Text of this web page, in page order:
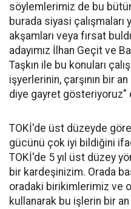
söylemlerimiz de bu
burada siyasi
akşamları veya fırsat
adayımız İlhan Geçit ve
Taşkın ile bu konuları
işyerlerinin, çarşının bir
diye gayret gösteriyoruz"
TOKİ'de üst düzeyde
gücünü çok iyi bildiğini
TOKİ'de 5 yıl üst düzey
bir kardeşinizim. Orada
oradaki birikimlerimiz ve
kullanarak bu işlerin bir an